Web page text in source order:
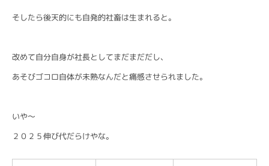
そしたら後天的にも自発的社畜は生まれると。
改めて自分自身が社長としてまだまだだし、
あそびゴコロ自体が未熟なんだと痛感させられました。
いや〜
２０２５伸び代だらけやな。